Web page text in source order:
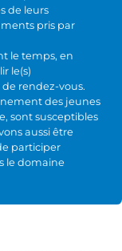
de leurs
pris par
le temps, en
le(s)
rendez-vous.
des jeunes
sont susceptibles
aussi être
participer
le domaine